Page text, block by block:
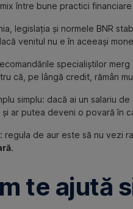
între bune practici
legislația și normele BNR
venitul nu e în aceeași
specialiștilor
că, pe lângă credit, rămân
simplu: dacă ai un salariu de
și ar putea deveni o povară în
regula de aur este să nu vezi
.
te ajută